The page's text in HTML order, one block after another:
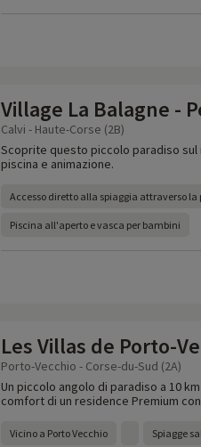
Village La Balagne -
Calvi - Haute-Corse (2B)
Scoprite questo piccolo paradiso sul
piscina e animazione.
Accesso diretto alla spiaggia attraverso la
Piscina all'aperto e vasca per bambini
Les Villas de Porto-
Porto-Vecchio - Corse-du-Sud (2A)
Un piccolo angolo di paradiso a 10
comfort di un residence Premium
Vicino a Porto Vecchio Spiagge